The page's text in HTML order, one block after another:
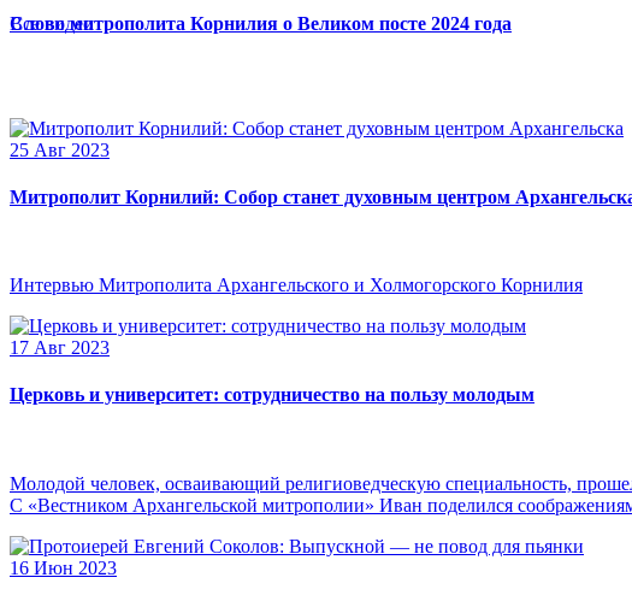
Слово митрополита Корнилия о Великом посте 2024 года
Все видео
25 Авг 2023
Митрополит Корнилий: Собор станет духовным центром
Интервью Митрополита Архангельского и Холмогорского Корнилия
17 Авг 2023
Церковь и университет: сотрудничество на пользу молодым
Молодой человек, осваивающий религиоведческую специальность,
С «Вестником Архангельской митрополии» Иван поделился
16 Июн 2023